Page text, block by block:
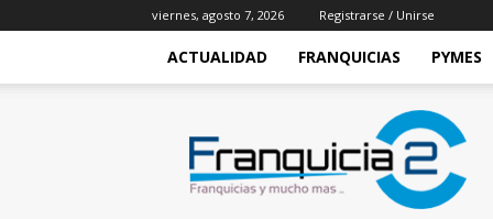
viernes, agosto 7, 2026 Registrarse / Unirse
ACTUALIDAD FRANQUICIAS PYMES